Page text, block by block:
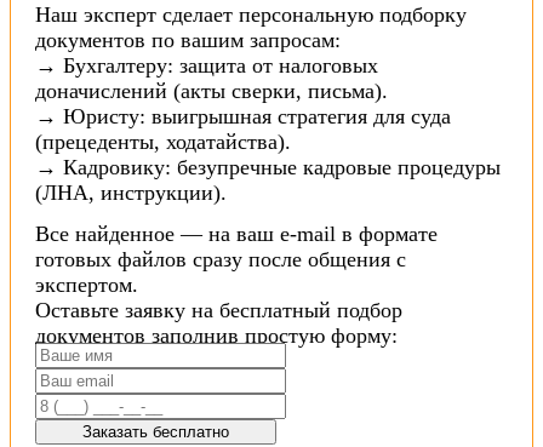
Наш эксперт сделает персональную подборку
документов по вашим запросам:
→ Бухгалтеру: защита от налоговых
доначислений (акты сверки, письма).
→ Юристу: выигрышная стратегия для суда
(прецеденты, ходатайства).
→ Кадровику: безупречные кадровые процедуры
(ЛНА, инструкции).
Все найденное — на ваш e-mail в формате
готовых файлов сразу после общения с
экспертом.
Оставьте заявку на бесплатный подбор
документов заполнив простую форму:
Заказать бесплатно